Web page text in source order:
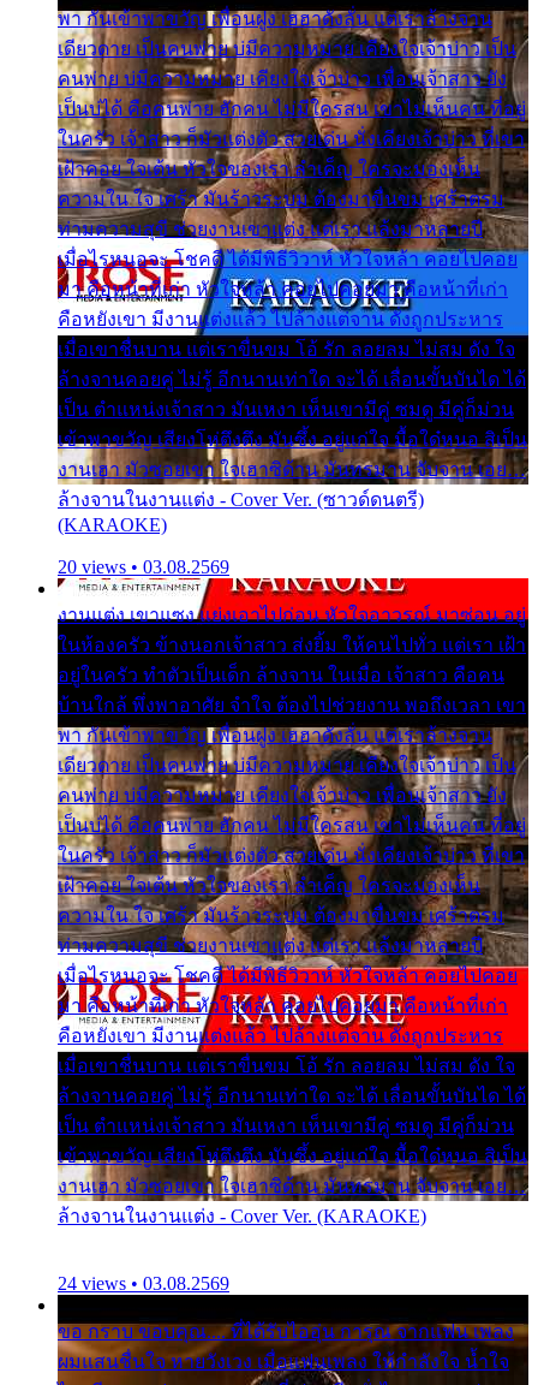
พา กันเข้าพาขวัญ เพื่อนฝูง เฮฮาดังลั่น แต่เราล้างจาน
เดียวดาย เป็นคนพ่าย บ่มีความหมาย เคียงใจเจ้าบ่าว เป็น
คนพ่าย บ่มีความหมาย เคียงใจเจ้าบ่าว เพื่อนเจ้าสาว ยัง
เป็นบ่ได้ คือคนพ่าย ฮักคน ไม่มีใครสน เขาไม่เห็นคน ที่อยู่
ในครัว เจ้าสาว ก็มัวแต่งตัว สวยเด่น นั่งเคียงเจ้าบ่าว ที่เขา
เฝ้าคอย ใจเต้น หัวใจของเรา ลำเค็ญ ใครจะมองเห็น
ความใน ใจ เศร้า มันร้าวระบม ต้องมาขื่นขม เศร้าตรม
ท่ามความสุขี ช่วยงานเขาแต่ง แต่เรา แล้งมาหลายปี
เมื่อไรหนอจะ โชคดี ได้มีพิธีวิวาห์ หัวใจหล้า คอยไปคอย
มา คือหน้าที่เก่า หัวใจหล้า คอยไปคอยมา คือหน้าที่เก่า
คือหยังเขา มีงานแต่งแล้ว ไปล้างแต่จาน ดั่งถูกประหาร
เมื่อเขาชื่นบาน แต่เราขื่นขม โอ้ รัก ลอยลม ไม่สม ดัง ใจ
ล้างจานคอยคู่ ไม่รู้ อีกนานเท่าใด จะได้ เลื่อนขั้นบันได ได้
เป็น ตำแหน่งเจ้าสาว มันเหงา เห็นเขามีคู่ ซมดู มีคู่ก็ม่วน
เข้าพาขวัญ เสียงโห่ตึงตึง มันซึ้ง อยู่แก่ใจ มื้อใด๋หนอ สิเป็น
งานเฮา มัวซอยเขา ใจเฮาซิด้าน มันทรมาน จับจาน เอย…
ล้างจานในงานแต่ง - Cover Ver. (ซาวด์ดนตรี)
(KARAOKE)
20 views • 03.08.2569
งานแต่ง เขาแซง แย่งเอาไปก่อน หัวใจอาวรณ์ มาซ่อน อยู่
ในห้องครัว ข้างนอกเจ้าสาว ส่งยิ้ม ให้คนไปทั่ว แต่เรา เฝ้า
อยู่ในครัว ทำตัวเป็นเด็ก ล้างจาน ในเมื่อ เจ้าสาว คือคน
บ้านใกล้ พึ่งพาอาศัย จำใจ ต้องไปช่วยงาน พอถึงเวลา เขา
พา กันเข้าพาขวัญ เพื่อนฝูง เฮฮาดังลั่น แต่เราล้างจาน
เดียวดาย เป็นคนพ่าย บ่มีความหมาย เคียงใจเจ้าบ่าว เป็น
คนพ่าย บ่มีความหมาย เคียงใจเจ้าบ่าว เพื่อนเจ้าสาว ยัง
เป็นบ่ได้ คือคนพ่าย ฮักคน ไม่มีใครสน เขาไม่เห็นคน ที่อยู่
ในครัว เจ้าสาว ก็มัวแต่งตัว สวยเด่น นั่งเคียงเจ้าบ่าว ที่เขา
เฝ้าคอย ใจเต้น หัวใจของเรา ลำเค็ญ ใครจะมองเห็น
ความใน ใจ เศร้า มันร้าวระบม ต้องมาขื่นขม เศร้าตรม
ท่ามความสุขี ช่วยงานเขาแต่ง แต่เรา แล้งมาหลายปี
เมื่อไรหนอจะ โชคดี ได้มีพิธีวิวาห์ หัวใจหล้า คอยไปคอย
มา คือหน้าที่เก่า หัวใจหล้า คอยไปคอยมา คือหน้าที่เก่า
คือหยังเขา มีงานแต่งแล้ว ไปล้างแต่จาน ดั่งถูกประหาร
เมื่อเขาชื่นบาน แต่เราขื่นขม โอ้ รัก ลอยลม ไม่สม ดัง ใจ
ล้างจานคอยคู่ ไม่รู้ อีกนานเท่าใด จะได้ เลื่อนขั้นบันได ได้
เป็น ตำแหน่งเจ้าสาว มันเหงา เห็นเขามีคู่ ซมดู มีคู่ก็ม่วน
เข้าพาขวัญ เสียงโห่ตึงตึง มันซึ้ง อยู่แก่ใจ มื้อใด๋หนอ สิเป็น
งานเฮา มัวซอยเขา ใจเฮาซิด้าน มันทรมาน จับจาน เอย…
ล้างจานในงานแต่ง - Cover Ver. (KARAOKE)
24 views • 03.08.2569
ขอ กราบ ขอบคุณ.... ที่ได้รับไออุ่น การุณ จากแฟน เพลง
ผมแสนชื่นใจ หายวังเวง เมื่อแฟนเพลง ให้กำลังใจ น้ำใจ